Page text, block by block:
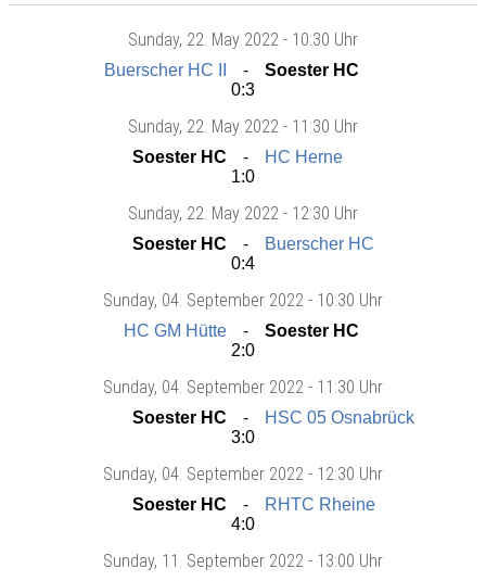
Sunday, 22. May 2022 - 10:30 Uhr
Buerscher HC II
Soester HC
0:3
Sunday, 22. May 2022 - 11:30 Uhr
Soester HC
HC Herne
1:0
Sunday, 22. May 2022 - 12:30 Uhr
Soester HC
Buerscher HC
0:4
Sunday, 04. September 2022 - 10:30 Uhr
HC GM Hütte
Soester HC
2:0
Sunday, 04. September 2022 - 11:30 Uhr
Soester HC
HSC 05 Osnabrück
3:0
Sunday, 04. September 2022 - 12:30 Uhr
Soester HC
RHTC Rheine
4:0
Sunday, 11. September 2022 - 13:00 Uhr